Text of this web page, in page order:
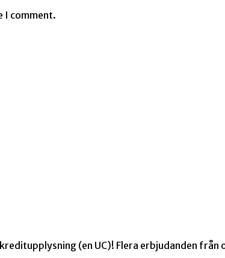
I comment.
(en UC)! Flera erbjudanden från